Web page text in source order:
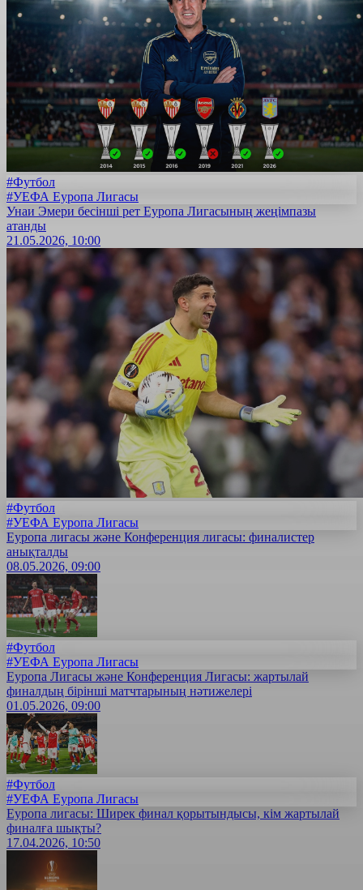
#Футбол
#УЕФА Еуропа Лигасы
Унаи Эмери бесінші рет Еуропа Лигасының жеңімпазы
атанды
21.05.2026, 10:00
#Футбол
#УЕФА Еуропа Лигасы
Еуропа лигасы және Конференция лигасы: финалистер
анықталды
08.05.2026, 09:00
#Футбол
#УЕФА Еуропа Лигасы
Еуропа Лигасы және Конференция Лигасы: жартылай
финалдың бірінші матчтарының нәтижелері
01.05.2026, 09:00
#Футбол
#УЕФА Еуропа Лигасы
Еуропа лигасы: Ширек финал қорытындысы, кім жартылай
финалға шықты?
17.04.2026, 10:50